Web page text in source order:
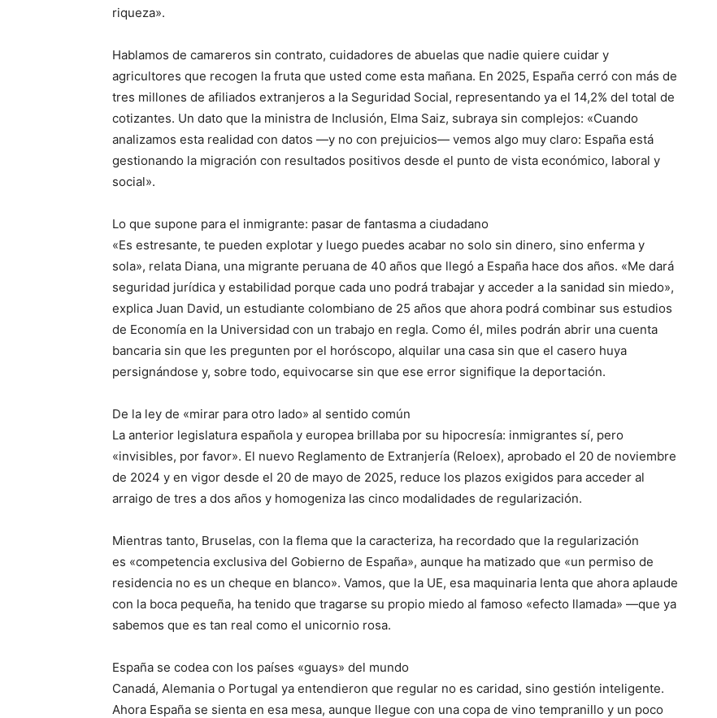
riqueza».
Hablamos de camareros sin contrato, cuidadores de abuelas que nadie quiere cuidar y
agricultores que recogen la fruta que usted come esta mañana. En 2025, España cerró con más de
tres millones de afiliados extranjeros a la Seguridad Social, representando ya el 14,2% del total de
cotizantes. Un dato que la ministra de Inclusión, Elma Saiz, subraya sin complejos: «Cuando
analizamos esta realidad con datos —y no con prejuicios— vemos algo muy claro: España está
gestionando la migración con resultados positivos desde el punto de vista económico, laboral y
social».
Lo que supone para el inmigrante: pasar de fantasma a ciudadano
«Es estresante, te pueden explotar y luego puedes acabar no solo sin dinero, sino enferma y
sola», relata Diana, una migrante peruana de 40 años que llegó a España hace dos años. «Me dará
seguridad jurídica y estabilidad porque cada uno podrá trabajar y acceder a la sanidad sin miedo»,
explica Juan David, un estudiante colombiano de 25 años que ahora podrá combinar sus estudios
de Economía en la Universidad con un trabajo en regla. Como él, miles podrán abrir una cuenta
bancaria sin que les pregunten por el horóscopo, alquilar una casa sin que el casero huya
persignándose y, sobre todo, equivocarse sin que ese error signifique la deportación.
De la ley de «mirar para otro lado» al sentido común
La anterior legislatura española y europea brillaba por su hipocresía: inmigrantes sí, pero
«invisibles, por favor». El nuevo Reglamento de Extranjería (Reloex), aprobado el 20 de noviembre
de 2024 y en vigor desde el 20 de mayo de 2025, reduce los plazos exigidos para acceder al
arraigo de tres a dos años y homogeniza las cinco modalidades de regularización.
Mientras tanto, Bruselas, con la flema que la caracteriza, ha recordado que la regularización
es «competencia exclusiva del Gobierno de España», aunque ha matizado que «un permiso de
residencia no es un cheque en blanco». Vamos, que la UE, esa maquinaria lenta que ahora aplaude
con la boca pequeña, ha tenido que tragarse su propio miedo al famoso «efecto llamada» —que ya
sabemos que es tan real como el unicornio rosa.
España se codea con los países «guays» del mundo
Canadá, Alemania o Portugal ya entendieron que regular no es caridad, sino gestión inteligente.
Ahora España se sienta en esa mesa, aunque llegue con una copa de vino tempranillo y un poco